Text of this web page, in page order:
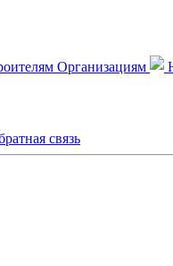
Организациям
связь